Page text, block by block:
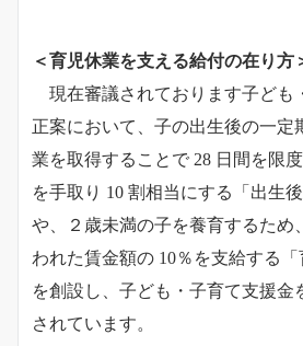
＜育児休業を支える給付の在り方
現在審議されております子ども
正案において、子の出生後の一定
業を取得することで 28 日間を限
を手取り 10 割相当にする「出生
や、２歳未満の子を養育するため
われた賃金額の 10％を支給する「
を創設し、子ども・子育て支援金
されています。